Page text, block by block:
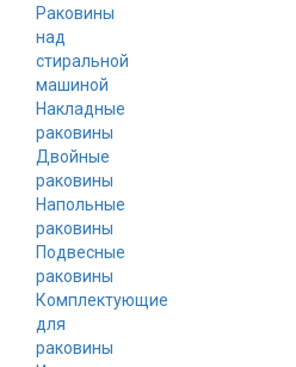
Раковины
над
стиральной
машиной
Накладные
раковины
Двойные
раковины
Напольные
раковины
Подвесные
раковины
Комплектующие
для
раковины